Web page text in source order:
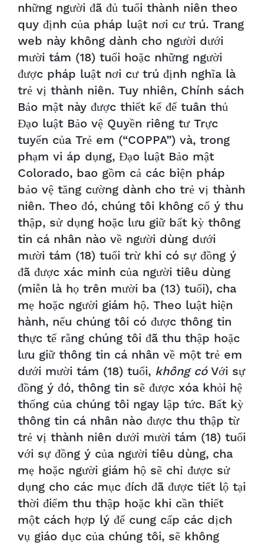
những người đã đủ tuổi thành niên theo
quy định của pháp luật nơi cư trú. Trang
web này không dành cho người dưới
mười tám (18) tuổi hoặc những người
được pháp luật nơi cư trú định nghĩa là
trẻ vị thành niên. Tuy nhiên, Chính sách
Bảo mật này được thiết kế để tuân thủ
Đạo luật Bảo vệ Quyền riêng tư Trực
tuyến của Trẻ em (“COPPA”) và, trong
phạm vi áp dụng, Đạo luật Bảo mật
Colorado, bao gồm cả các biện pháp
bảo vệ tăng cường dành cho trẻ vị thành
niên. Theo đó, chúng tôi không cố ý thu
thập, sử dụng hoặc lưu giữ bất kỳ thông
tin cá nhân nào về người dùng dưới
mười tám (18) tuổi trừ khi có sự đồng ý
đã được xác minh của người tiêu dùng
(miễn là họ trên mười ba (13) tuổi), cha
mẹ hoặc người giám hộ. Theo luật hiện
hành, nếu chúng tôi có được thông tin
thực tế rằng chúng tôi đã thu thập hoặc
lưu giữ thông tin cá nhân về một trẻ em
dưới mười tám (18) tuổi, không cóVới sự
đồng ý đó, thông tin sẽ được xóa khỏi hệ
thống của chúng tôi ngay lập tức. Bất kỳ
thông tin cá nhân nào được thu thập từ
trẻ vị thành niên dưới mười tám (18) tuổi
với sự đồng ý của người tiêu dùng, cha
mẹ hoặc người giám hộ sẽ chỉ được sử
dụng cho các mục đích đã được tiết lộ tại
thời điểm thu thập hoặc khi cần thiết
một cách hợp lý để cung cấp các dịch
vụ giáo dục của chúng tôi, sẽ không